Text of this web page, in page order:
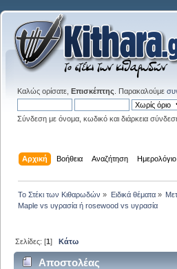
Καλώς ορίσατε, Επισκέπτης . Παρακαλούμε
Σύνδεση με όνομα, κωδικό και διάρκεια
Αρχική Βοήθεια Αναζήτηση Ημερολόγιο
Το Στέκι των Κιθαρωδών » Ειδικά θέματα»
Maple vs υγρασία ή rosewood vs υγρασία
Σελίδες: [1]Κάτω
Αποστολέας